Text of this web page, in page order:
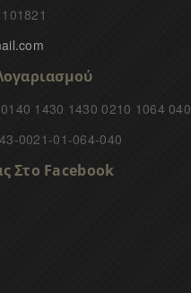
1430 1430 0210 1064 040
0021-01-064-040
Στο Facebook